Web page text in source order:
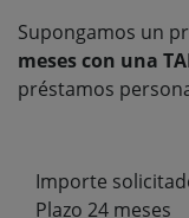
Supongamos un
meses con una
préstamos
Importe
Plazo 24 meses